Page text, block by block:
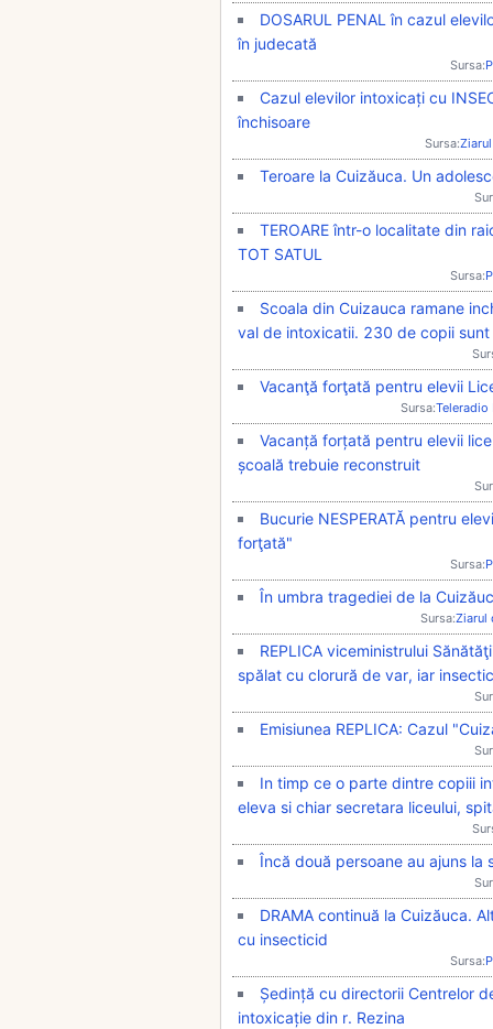
DOSARUL PENAL în cazul
în judecată
Sursa:
Cazul elevilor intoxicați cu
închisoare
Sursa:
Teroare la Cuizăuca. Un
TEROARE într-o localitate din
TOT SATUL
Sursa:
Scoala din Cuizauca ramane
val de intoxicatii. 230 de copii
Vacanţă forţată pentru elevii
Sursa:
Vacanță forțată pentru elevii
școală trebuie reconstruit
Bucurie NESPERATĂ pentru
forţată"
Sursa:
În umbra tragediei de la
Sursa:Ziarul
REPLICA viceministrului
spălat cu clorură de var, iar
Emisiunea REPLICA: Cazul
In timp ce o parte dintre copiii
eleva si chiar secretara liceului,
Încă două persoane au ajuns
DRAMA continuă la Cuizăuca.
cu insecticid
Sursa:
Ședință cu directorii Centrelor
intoxicație din r. Rezina